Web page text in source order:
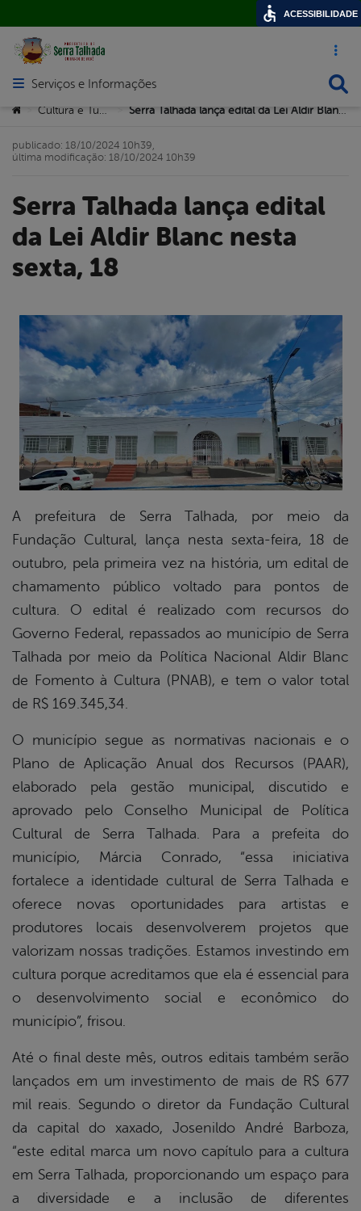
Acesso
Abrir menu principal de navegação
Serviços e Informações
Você está aqui:
> > Serra Talhada lança edital da Lei Aldir Blanc nesta sexta, 18
Serra Talhada lança edital
da Lei Aldir Blanc nesta
sexta, 18
publicado: 18/10/2024 10h39,
última modificação: 18/10/2024 10h39
A prefeitura de Serra Talhada, por meio da
Fundação Cultural, lança nesta sexta-feira, 18 de
outubro, pela primeira vez na história, um edital de
chamamento público voltado para pontos de
cultura. O edital é realizado com recursos do
Governo Federal, repassados ao município de Serra
Talhada por meio da Política Nacional Aldir Blanc
de Fomento à Cultura (PNAB), e tem o valor total
de R$ 169.345,34.
O município segue as normativas nacionais e o
Plano de Aplicação Anual dos Recursos (PAAR),
elaborado pela gestão municipal, discutido e
aprovado pelo Conselho Municipal de Política
Cultural de Serra Talhada. Para a prefeita do
município, Márcia Conrado, “essa iniciativa
fortalece a identidade cultural de Serra Talhada e
oferece novas oportunidades para artistas e
produtores locais desenvolverem projetos que
valorizam nossas tradições. Estamos investindo em
cultura porque acreditamos que ela é essencial para
o desenvolvimento social e econômico do
município”, frisou.
Até o final deste mês, outros editais também serão
lançados em um investimento de mais de R$ 677
mil reais. Segundo o diretor da Fundação Cultural
da capital do xaxado, Josenildo André Barboza,
“este edital marca um novo capítulo para a cultura
em Serra Talhada, proporcionando um espaço para
a diversidade e a inclusão de diferentes
ACESSIBILIDADE